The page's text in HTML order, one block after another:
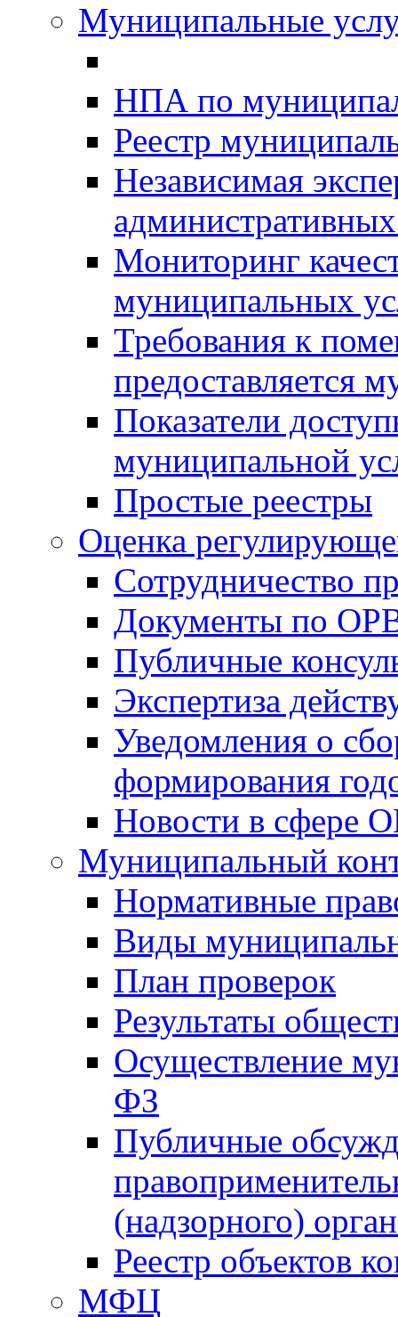
Муниципальные
НПА по
Реестр
Независимая
Мониторинг
муниципальных
Требования к
предоставляется
Показатели
муниципальной
Простые реестры
Оценка
Сотрудничество
Документы по
Публичные
Экспертиза
Уведомления о
формирования
Новости в сфере
Муниципальный
Нормативные
Виды
План проверок
Результаты
Осуществление
ФЗ
Публичные
(надзорного)
Реестр объектов
МФЦ